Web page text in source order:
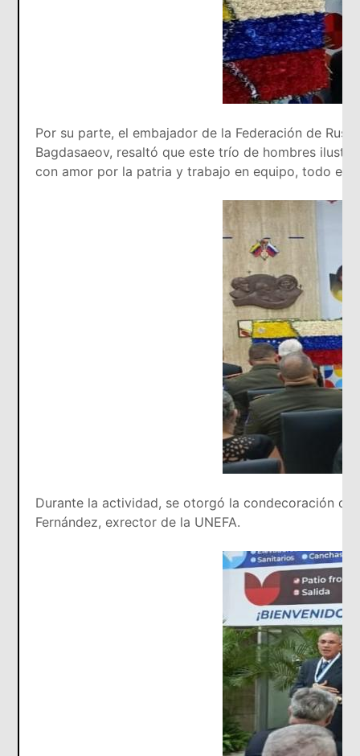
Por su parte, el embajador de la Federación de
Bagdasaeov, resaltó que este trío de hombres
con amor por la patria y trabajo en equipo, todo es
Durante la actividad, se otorgó la condecoración
Fernández, exrector de la UNEFA.